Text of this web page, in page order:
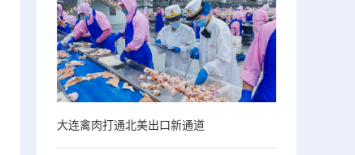
大连禽肉打通北美出口新通道